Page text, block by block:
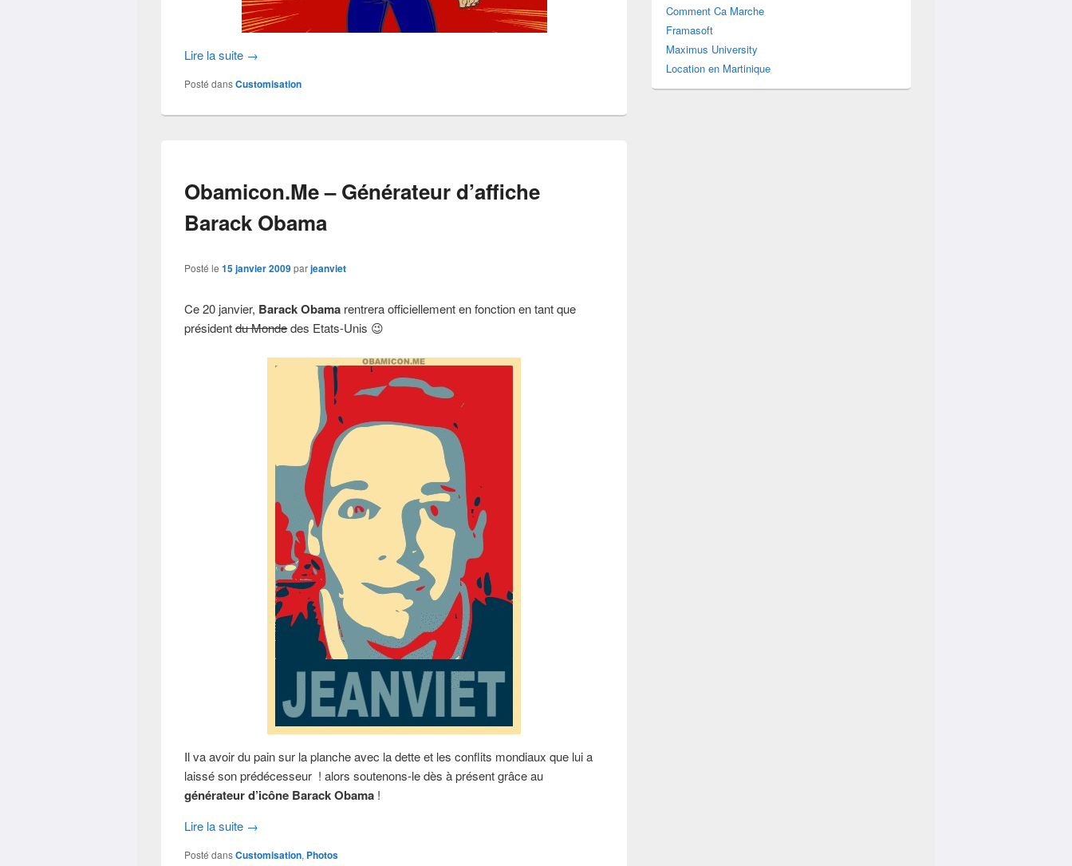
Lire la suite →
Posté dansCustomisation
Obamicon.Me – Générateur d’affiche
Barack Obama
Posté le15 janvier 2009parjeanviet
Ce 20 janvier, Barack Obama rentrera officiellement en fonction en tant que
présidentdu Mondedes Etats-Unis 😉
Il va avoir du pain sur la planche avec la dette et les conflits mondiaux que lui a
laissé son prédécesseur ! alors soutenons-le dès à présent grâce au
générateur d’icône Barack Obama !
Lire la suite →
Posté dansCustomisation, Photos
Comment Ca Marche
Framasoft
Maximus University
Location en Martinique